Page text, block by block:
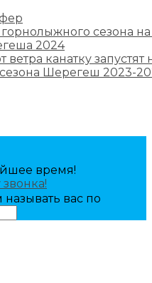
сезона
2024
канатку
Шерегеш 2023-
время!
вас по